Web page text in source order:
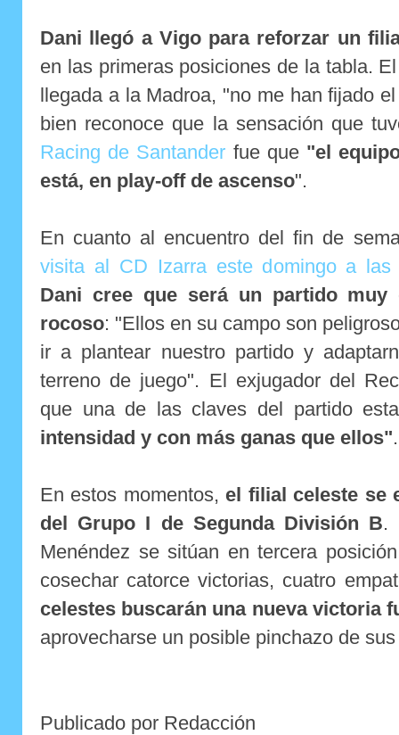
Dani llegó a Vigo para reforzar un
en las primeras posiciones de la tabla.
llegada a la Madroa, "no me han fijado
bien reconoce que la sensación que
Racing de Santander fue que "el
está, en play-off de ascenso".
En cuanto al encuentro del fin de
visita al CD Izarra este domingo a las
Dani cree que será un partido muy
rocoso: "Ellos en su campo son
ir a plantear nuestro partido y
terreno de juego". El exjugador del
que una de las claves del partido
intensidad y con más ganas que ellos".
En estos momentos, el filial celeste se
del Grupo I de Segunda División B.
Menéndez se sitúan en tercera
cosechar catorce victorias, cuatro
celestes buscarán una nueva victoria
aprovecharse un posible pinchazo de
Publicado por Redacción